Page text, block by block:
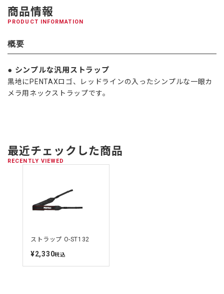
商品情報
PRODUCT INFORMATION
概要
シンプルな汎用ストラップ
黒地にPENTAXロゴ、レッドラインの入ったシンプルな一眼カ
メラ用ネックストラップです。
最近チェックした商品
RECENTLY VIEWED
ストラップ O-ST132
定
¥2,330税込